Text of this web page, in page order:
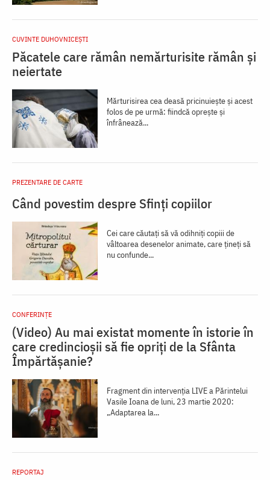
CUVINTE DUHOVNICEȘTI
Păcatele care rămân nemărturisite rămân și
neiertate
Mărturisirea cea deasă pricinuiește și acest
folos de pe urmă: fiindcă oprește și
înfrânează...
PREZENTARE DE CARTE
Când povestim despre Sfinți copiilor
Cei care căutați să vă odihniți copiii de
vâltoarea desenelor animate, care țineți să
nu confunde...
CONFERINȚE
(Video) Au mai existat momente în istorie în
care credincioșii să fie opriți de la Sfânta
Împărtășanie?
Fragment din intervenția LIVE a Părintelui
Vasile Ioana de luni, 23 martie 2020:
„Adaptarea la...
REPORTAJ